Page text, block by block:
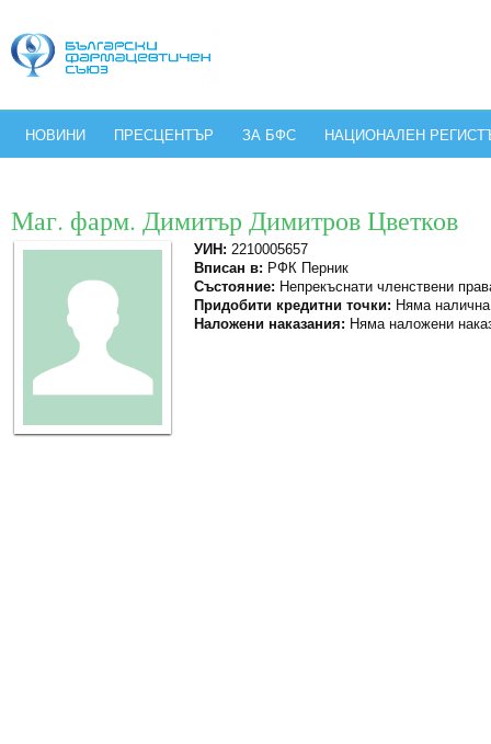
НОВИНИ ПРЕСЦЕНТЪР ЗА БФС НАЦИОНАЛЕН
Маг. фарм. Димитър Димитров Цветков
УИН: 2210005657
Вписан в: РФК Перник
Състояние: Непрекъснати членствени
Придобити кредитни точки: Няма
Наложени наказания: Няма наложени